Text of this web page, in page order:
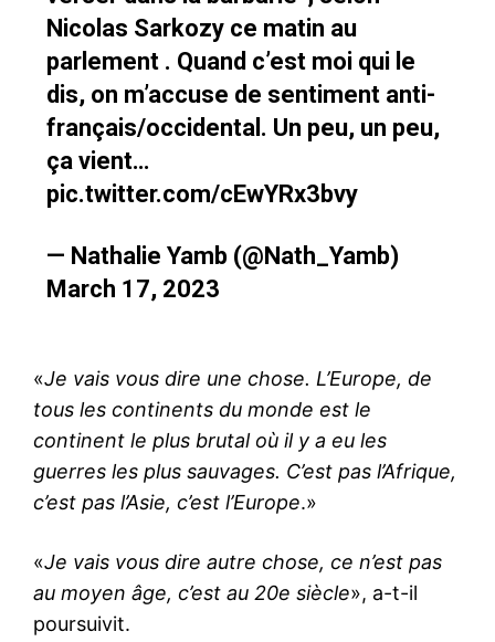
Nicolas Sarkozy ce matin au
parlement . Quand c’est moi qui le
dis, on m’accuse de sentiment anti-
français/occidental. Un peu, un peu,
ça vient…
pic.twitter.com/cEwYRx3bvy
— Nathalie Yamb (@Nath_Yamb)
March 17, 2023
«Je vais vous dire une chose. L’Europe, de
tous les continents du monde est le
continent le plus brutal où il y a eu les
guerres les plus sauvages. C’est pas l’Afrique,
c’est pas l’Asie, c’est l’Europe.»
«Je vais vous dire autre chose, ce n’est pas
au moyen âge, c’est au 20e siècle», a-t-il
poursuivit.